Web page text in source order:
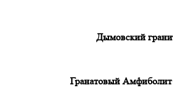
Дымовский
Гранатовый Амфиболит